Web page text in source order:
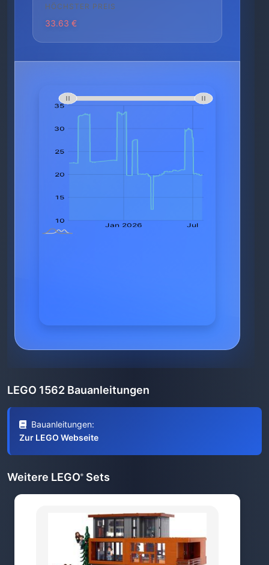
HÖCHSTER PREIS
33.63 €
LEGO 1562 Bauanleitungen
Bauanleitungen:
Zur LEGO Webseite
Weitere LEGO® Sets